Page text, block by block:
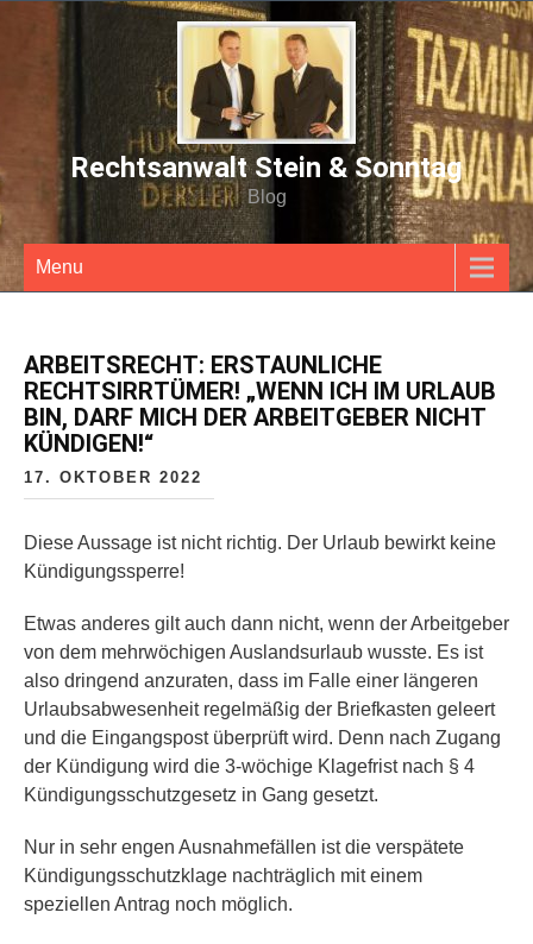
Rechtsanwalt Stein & Sonntag
Blog
Menu
ARBEITSRECHT: ERSTAUNLICHE
RECHTSIRRTÜMER! „WENN ICH IM URLAUB
BIN, DARF MICH DER ARBEITGEBER NICHT
KÜNDIGEN!“
17. OKTOBER 2022
Diese Aussage ist nicht richtig. Der Urlaub bewirkt keine
Kündigungssperre!
Etwas anderes gilt auch dann nicht, wenn der Arbeitgeber
von dem mehrwöchigen Auslandsurlaub wusste. Es ist
also dringend anzuraten, dass im Falle einer längeren
Urlaubsabwesenheit regelmäßig der Briefkasten geleert
und die Eingangspost überprüft wird. Denn nach Zugang
der Kündigung wird die 3-wöchige Klagefrist nach § 4
Kündigungsschutzgesetz in Gang gesetzt.
Nur in sehr engen Ausnahmefällen ist die verspätete
Kündigungsschutzklage nachträglich mit einem
speziellen Antrag noch möglich.